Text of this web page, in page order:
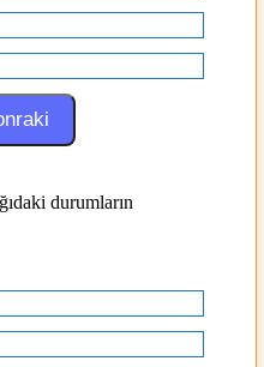
durumların